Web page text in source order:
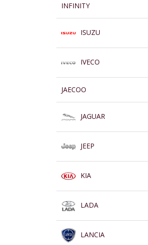
INFINITY
ISUZU
IVECO
JAECOO
JAGUAR
JEEP
KIA
LADA
LANCIA